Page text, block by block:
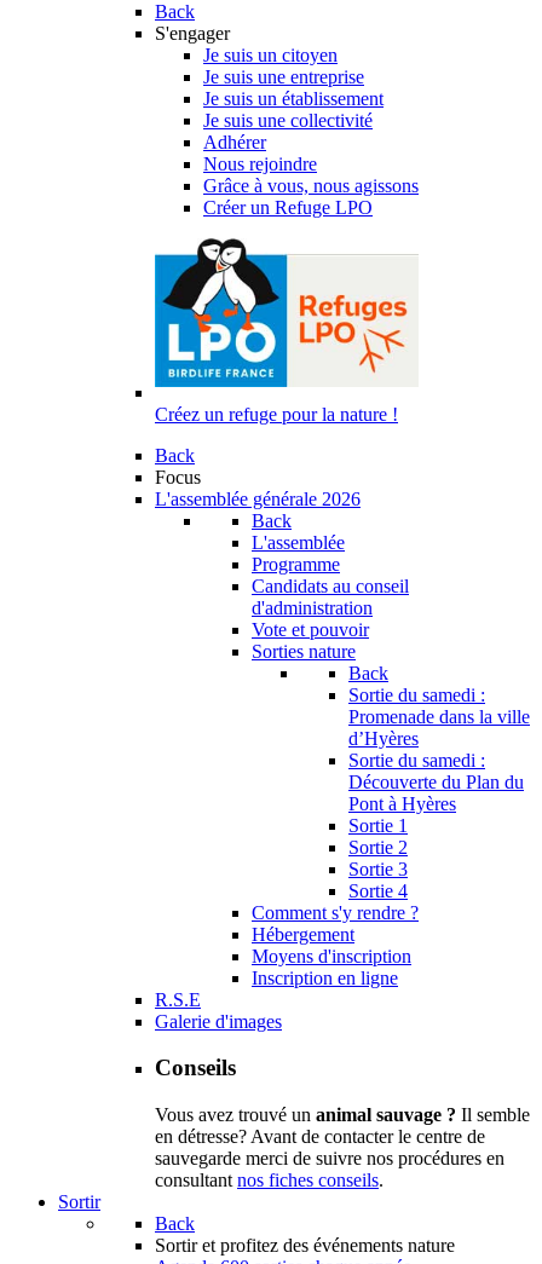
Back
S'engager
Je suis un citoyen
Je suis une entreprise
Je suis un établissement
Je suis une collectivité
Adhérer
Nous rejoindre
Grâce à vous, nous agissons
Créer un Refuge LPO
Créez un refuge pour la nature !
Back
Focus
L'assemblée générale 2026
Back
L'assemblée
Programme
Candidats au conseil
d'administration
Vote et pouvoir
Sorties nature
Back
Sortie du samedi :
Promenade dans la ville
d’Hyères
Sortie du samedi :
Découverte du Plan du
Pont à Hyères
Sortie 1
Sortie 2
Sortie 3
Sortie 4
Comment s'y rendre ?
Hébergement
Moyens d'inscription
Inscription en ligne
R.S.E
Galerie d'images
Conseils
Vous avez trouvé un animal sauvage ? Il semble
en détresse? Avant de contacter le centre de
sauvegarde merci de suivre nos procédures en
consultant nos fiches conseils.
Sortir
Back
Sortir et profitez des événements nature